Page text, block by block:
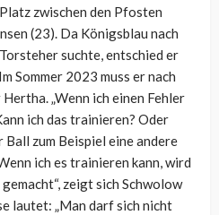
zwischen den Pfosten
(23). Da Königsblau nach
suchte, entschied er
Sommer 2023 muss er nach
„Wenn ich einen Fehler
ich das trainieren? Oder
zum Beispiel eine andere
ich es trainieren kann, wird
zeigt sich Schwolow
lautet: „Man darf sich nicht